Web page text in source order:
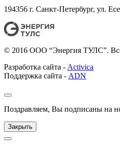
194356 г. Санкт-Петербург, ул.
© 2016 ООО “Энергия ТУЛС”.
Разработка сайта - Activica
Поддержка сайта - ADN
Поздравляем, Вы подписаны на
Закрыть